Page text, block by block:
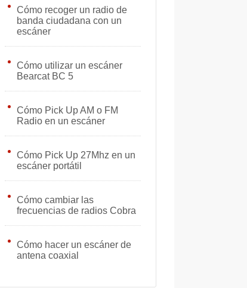
Cómo recoger un radio de
banda ciudadana con un
escáner
Cómo utilizar un escáner
Bearcat BC 5
Cómo Pick Up AM o FM
Radio en un escáner
Cómo Pick Up 27Mhz en un
escáner portátil
Cómo cambiar las
frecuencias de radios Cobra
Cómo hacer un escáner de
antena coaxial